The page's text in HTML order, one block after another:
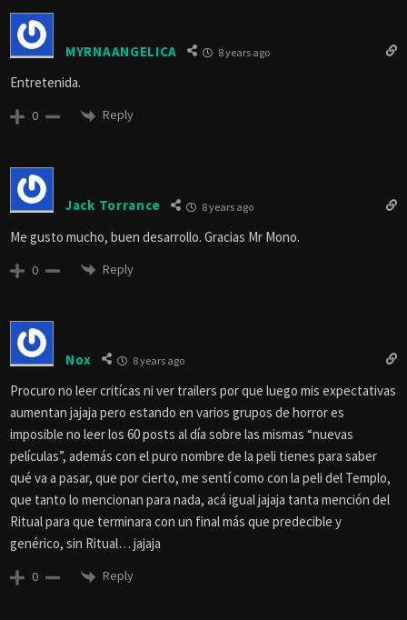
MYRNAANGELICA 8 years ago
Entretenida.
0 Reply
Jack Torrance 8 years ago
Me gusto mucho, buen desarrollo. Gracias Mr Mono.
0 Reply
Nox 8 years ago
Procuro no leer critícas ni ver trailers por que luego mis expectativas
aumentan jajaja pero estando en varios grupos de horror es
imposible no leer los 60 posts al día sobre las mismas “nuevas
películas”, además con el puro nombre de la peli tienes para saber
qué va a pasar, que por cierto, me sentí como con la peli del Templo,
que tanto lo mencionan para nada, acá igual jajaja tanta mención del
Ritual para que terminara con un final más que predecible y
genérico, sin Ritual… jajaja
0 Reply